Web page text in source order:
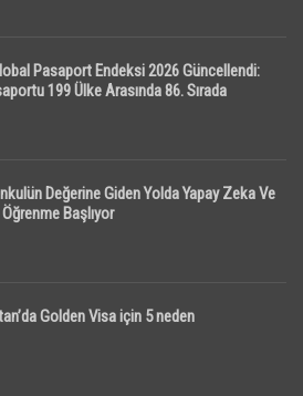
Pasaport Endeksi 2026 Güncellendi:
199 Ülke Arasında 86. Sırada
Değerine Giden Yolda Yapay Zeka Ve
Başlıyor
Golden Visa için 5 neden